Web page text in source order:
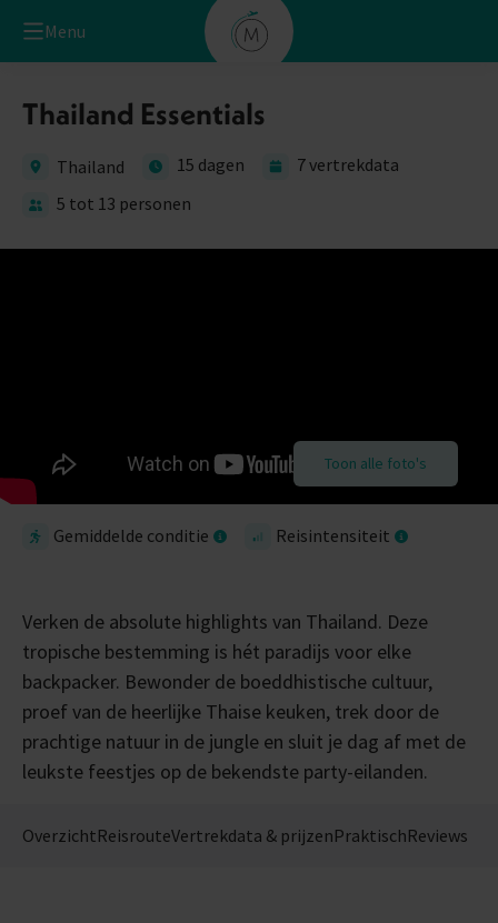
Menu
Thailand Essentials
Thailand 15 dagen
7 vertrekdata
5 tot 13 personen
Toon alle foto's
Gemiddelde conditie Reisintensiteit
Verken de absolute highlights van Thailand. Deze
tropische bestemming is hét paradijs voor elke
backpacker. Bewonder de boeddhistische cultuur,
proef van de heerlijke Thaise keuken, trek door de
prachtige natuur in de jungle en sluit je dag af met de
leukste feestjes op de bekendste party-eilanden.
OverzichtReisrouteVertrekdata & prijzenPraktischReviews